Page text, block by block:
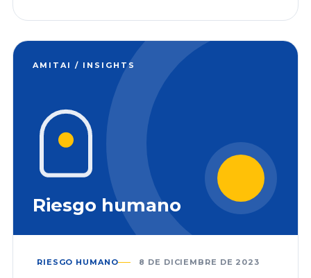
AMITAI / INSIGHTS
Riesgo humano
RIESGO HUMANO 8 DE DICIEMBRE DE 2023